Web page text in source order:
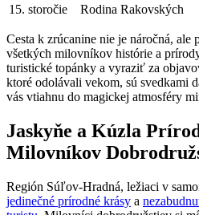
15. storočie
Rodina Rakovských
Cesta k zrúcanine nie je náročná, ale
všetkých milovníkov histórie a
turistické topánky a vyraziť za
ktoré odolávali vekom, sú svedkami
vás vtiahnu do magickej atmosféry
Jaskyňe a Kúzla
Milovníkov
Región Súľov-Hradná, ležiaci v
jedinečné prírodné krásy a